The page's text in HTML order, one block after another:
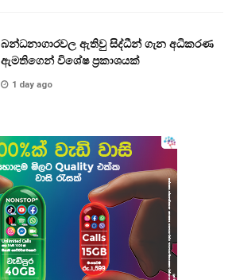
බන්ධනාගාරවල ඇතිවු සිද්ධීන් ගැන අධිකරණ
ඇමතිගෙන් විශේෂ ප්‍රකාශයක්
1 day ago